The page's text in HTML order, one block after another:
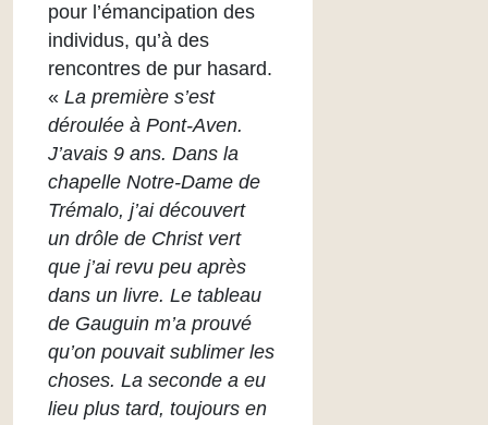
pour l’émancipation des
individus, qu’à des
rencontres de pur hasard.
« La première s’est
déroulée à Pont-Aven.
J’avais 9 ans. Dans la
chapelle Notre-Dame de
Trémalo, j’ai découvert
un drôle de Christ vert
que j’ai revu peu après
dans un livre. Le tableau
de Gauguin m’a prouvé
qu’on pouvait sublimer les
choses. La seconde a eu
lieu plus tard, toujours en